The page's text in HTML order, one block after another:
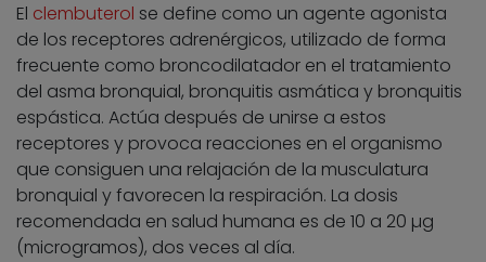
El clembuterol se define como un agente agonista
de los receptores adrenérgicos, utilizado de forma
frecuente como broncodilatador en el tratamiento
del asma bronquial, bronquitis asmática y bronquitis
espástica. Actúa después de unirse a estos
receptores y provoca reacciones en el organismo
que consiguen una relajación de la musculatura
bronquial y favorecen la respiración. La dosis
recomendada en salud humana es de 10 a 20 µg
(microgramos), dos veces al día.